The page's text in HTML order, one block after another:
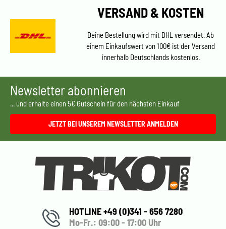
VERSAND & KOSTEN
Deine Bestellung wird mit DHL versendet. Ab
einem Einkaufswert von 100€ ist der Versand
innerhalb Deutschlands kostenlos.
Newsletter abonnieren
... und erhalte einen 5€ Gutschein für den nächsten Einkauf
JETZT BEI UNSEREM NEWSLETTER ANMELDEN
HOTLINE +49 (0)341 - 656 7280
Mo-Fr.: 09:00 - 17:00 Uhr